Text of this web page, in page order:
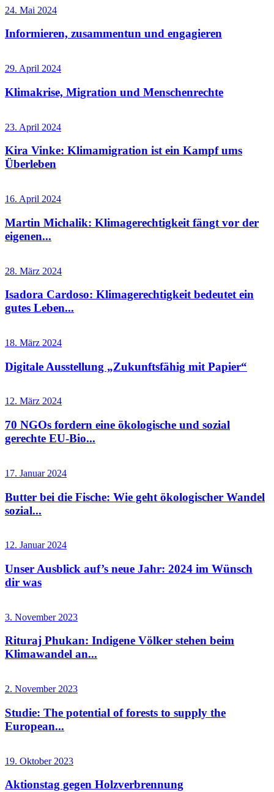
24. Mai 2024
Informieren, zusammentun und engagieren
29. April 2024
Klimakrise, Migration und Menschenrechte
23. April 2024
Kira Vinke: Klimamigration ist ein Kampf ums
Überleben
16. April 2024
Martin Michalik: Klimagerechtigkeit fängt vor der
eigenen...
28. März 2024
Isadora Cardoso: Klimagerechtigkeit bedeutet ein
gutes Leben...
18. März 2024
Digitale Ausstellung „Zukunftsfähig mit Papier“
12. März 2024
70 NGOs fordern eine ökologische und sozial
gerechte EU-Bio...
17. Januar 2024
Butter bei die Fische: Wie geht ökologischer Wandel
sozial...
12. Januar 2024
Unser Ausblick auf’s neue Jahr: 2024 im Wünsch
dir was
3. November 2023
Rituraj Phukan: Indigene Völker stehen beim
Klimawandel an...
2. November 2023
Studie: The potential of forests to supply the
European...
19. Oktober 2023
Aktionstag gegen Holzverbrennung